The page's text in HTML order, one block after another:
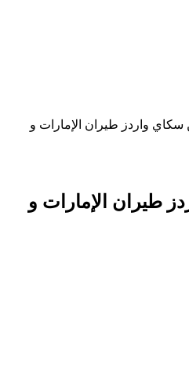
سكاي واردز طيران الإمارات و
طيران الإمارات و